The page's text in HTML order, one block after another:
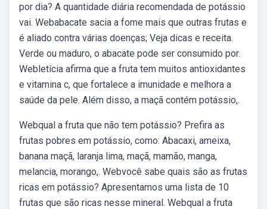
por dia? A quantidade diária recomendada de potássio
vai. Webabacate sacia a fome mais que outras frutas e
é aliado contra várias doenças; Veja dicas e receita.
Verde ou maduro, o abacate pode ser consumido por.
Webletícia afirma que a fruta tem muitos antioxidantes
e vitamina c, que fortalece a imunidade e melhora a
saúde da pele. Além disso, a maçã contém potássio,.
Webqual a fruta que não tem potássio? Prefira as
frutas pobres em potássio, como: Abacaxi, ameixa,
banana maçã, laranja lima, maçã, mamão, manga,
melancia, morango,. Webvocê sabe quais são as frutas
ricas em potássio? Apresentamos uma lista de 10
frutas que são ricas nesse mineral. Webqual a fruta